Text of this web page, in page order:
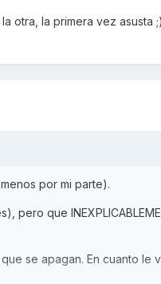
otra, la primera vez asusta
por mi parte).
pero que
se apagan. En cuanto le